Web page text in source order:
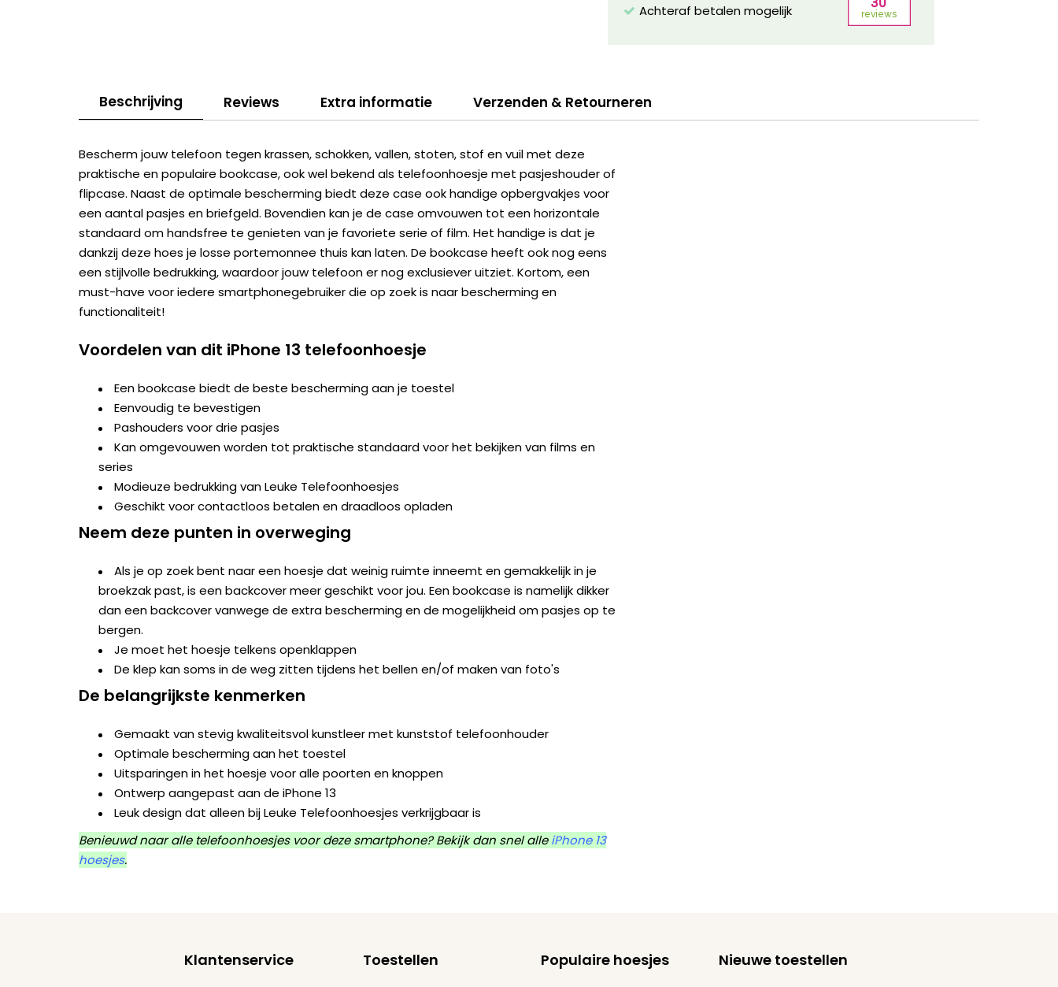
Achteraf betalen mogelijk
Beschrijving Reviews Extra informatie Verzenden & Retourneren
Bescherm jouw telefoon tegen krassen, schokken, vallen, stoten, stof en vuil met deze
praktische en populaire bookcase, ook wel bekend als telefoonhoesje met pasjeshouder of
flipcase. Naast de optimale bescherming biedt deze case ook handige opbergvakjes voor
een aantal pasjes en briefgeld. Bovendien kan je de case omvouwen tot een horizontale
standaard om handsfree te genieten van je favoriete serie of film. Het handige is dat je
dankzij deze hoes je losse portemonnee thuis kan laten. De bookcase heeft ook nog eens
een stijlvolle bedrukking, waardoor jouw telefoon er nog exclusiever uitziet. Kortom, een
must-have voor iedere smartphonegebruiker die op zoek is naar bescherming en
functionaliteit!
Voordelen van dit iPhone 13 telefoonhoesje
Een bookcase biedt de beste bescherming aan je toestel
Eenvoudig te bevestigen
Pashouders voor drie pasjes
Kan omgevouwen worden tot praktische standaard voor het bekijken van films en
series
Modieuze bedrukking van Leuke Telefoonhoesjes
Geschikt voor contactloos betalen en draadloos opladen
Neem deze punten in overweging
Als je op zoek bent naar een hoesje dat weinig ruimte inneemt en gemakkelijk in je
broekzak past, is een backcover meer geschikt voor jou. Een bookcase is namelijk dikker
dan een backcover vanwege de extra bescherming en de mogelijkheid om pasjes op te
bergen.
Je moet het hoesje telkens openklappen
De klep kan soms in de weg zitten tijdens het bellen en/of maken van foto's
De belangrijkste kenmerken
Gemaakt van stevig kwaliteitsvol kunstleer met kunststof telefoonhouder
Optimale bescherming aan het toestel
Uitsparingen in het hoesje voor alle poorten en knoppen
Ontwerp aangepast aan de iPhone 13
Leuk design dat alleen bij Leuke Telefoonhoesjes verkrijgbaar is
Benieuwd naar alle telefoonhoesjes voor deze smartphone? Bekijk dan snel alleiPhone 13
hoesjes.
Klantenservice Toestellen Populaire hoesjes Nieuwe toestellen